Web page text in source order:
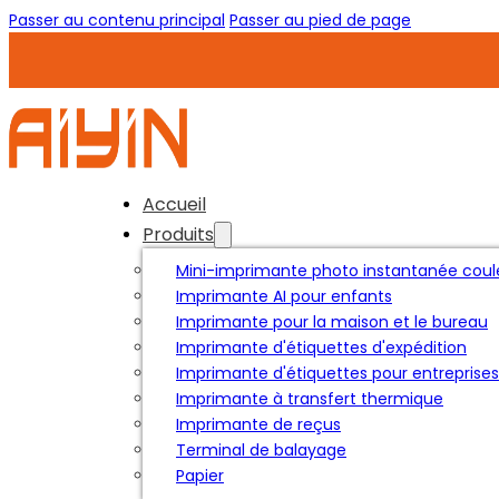
Passer au contenu principal Passer au pied de page
Accueil
Produits
Mini-imprimante photo instantanée
Imprimante AI pour enfants
Imprimante pour la maison et le bureau
Imprimante d'étiquettes d'expédition
Imprimante d'étiquettes pour entreprises
Imprimante à transfert thermique
Imprimante de reçus
Terminal de balayage
Papier